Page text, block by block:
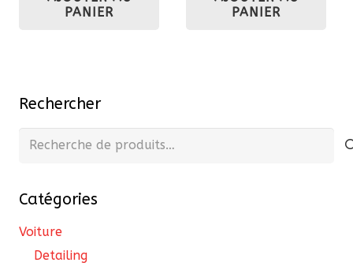
PANIER
PANIER
Rechercher
Recherche
Catégories
Voiture
Detailing